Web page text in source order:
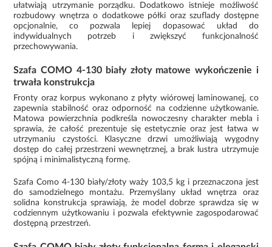
ułatwiają utrzymanie porządku. Dodatkowo istnieje możliwość
rozbudowy wnętrza o dodatkowe półki oraz szuflady dostępne
opcjonalnie, co pozwala lepiej dopasować układ do
indywidualnych potrzeb i zwiększyć funkcjonalność
przechowywania.
Szafa COMO 4-130 biały złoty matowe wykończenie i
trwała konstrukcja
Fronty oraz korpus wykonano z płyty wiórowej laminowanej, co
zapewnia stabilność oraz odporność na codzienne użytkowanie.
Matowa powierzchnia podkreśla nowoczesny charakter mebla i
sprawia, że całość prezentuje się estetycznie oraz jest łatwa w
utrzymaniu czystości. Klasyczne drzwi umożliwiają wygodny
dostęp do całej przestrzeni wewnętrznej, a brak lustra utrzymuje
spójną i minimalistyczną formę.
Szafa Como 4-130 biały/złoty waży 103,5 kg i przeznaczona jest
do samodzielnego montażu. Przemyślany układ wnętrza oraz
solidna konstrukcja sprawiają, że model dobrze sprawdza się w
codziennym użytkowaniu i pozwala efektywnie zagospodarować
dostępną przestrzeń.